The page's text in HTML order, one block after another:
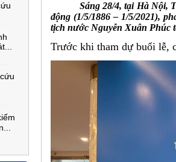
Sáng 28/4, tại Hà Nội,
động (1/5/1886 – 1/5/2021),
tịch nước Nguyễn Xuân Phúc
Trước khi tham dự buổi lễ,